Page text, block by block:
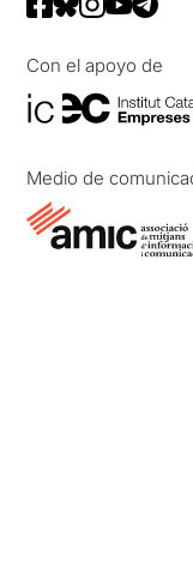
Con el apoyo de
Medio de